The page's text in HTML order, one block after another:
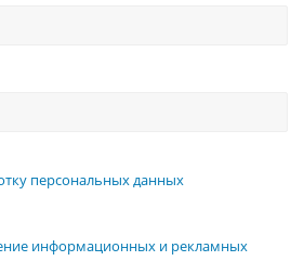
персональных данных
информационных и рекламных